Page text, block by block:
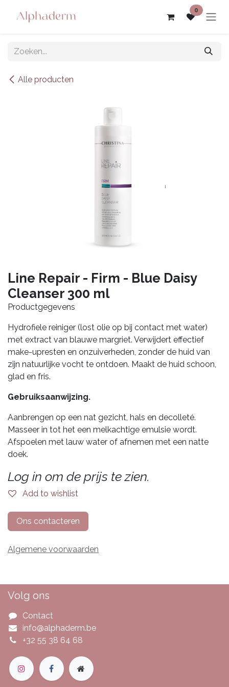
0
Alle producten
Line Repair - Firm - Blue Daisy
Cleanser 300 ml
Productgegevens
Hydrofiele reiniger (lost olie op bij contact met water)
met extract van blauwe margriet. Verwijdert effectief
make-upresten en onzuiverheden, zonder de huid van
zijn natuurlijke vocht te ontdoen. Maakt de huid schoon,
glad en fris.
Gebruiksaanwijzing.
Aanbrengen op een nat gezicht, hals en decolleté.
Masseer in tot het een melkachtige emulsie wordt.
Afspoelen met lauw water of afnemen met een natte
doek.
Log in om de prijs te zien.
Add to wishlist
Ons contacteren
Algemene voorwaarden
Volg ons
Contact
info@alphaderm.be
+32 55 38 64 68